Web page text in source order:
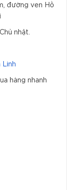
đường ven Hồ
nhật.
Linh
hàng nhanh